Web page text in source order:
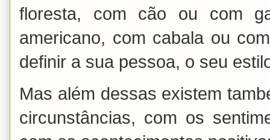
floresta, com cão ou com
americano, com cabala ou
definir a sua pessoa, o seu
Mas além dessas existem
circunstâncias, com os